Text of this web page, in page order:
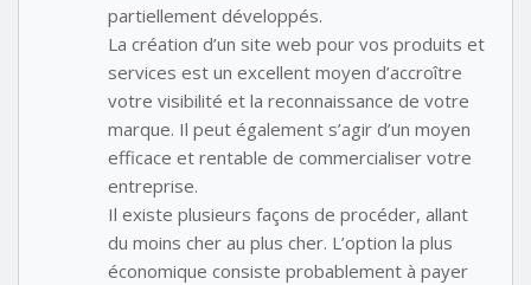
partiellement développés.
La création d’un site web pour vos produits et
services est un excellent moyen d’accroître
votre visibilité et la reconnaissance de votre
marque. Il peut également s’agir d’un moyen
efficace et rentable de commercialiser votre
entreprise.
Il existe plusieurs façons de procéder, allant
du moins cher au plus cher. L’option la plus
économique consiste probablement à payer